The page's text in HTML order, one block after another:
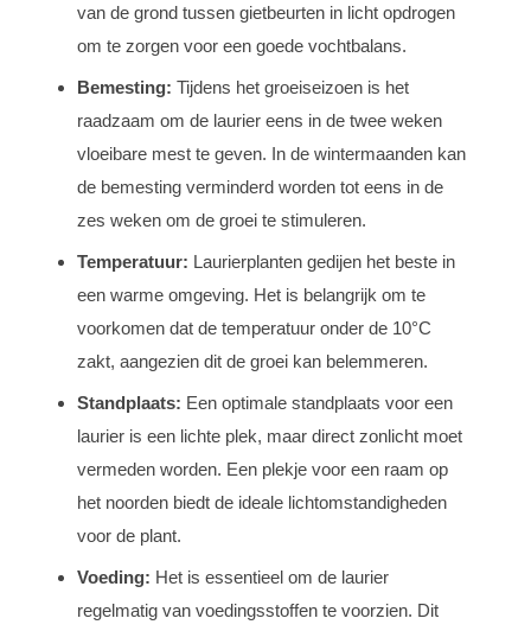
van de grond tussen gietbeurten in licht opdrogen
om te zorgen voor een goede vochtbalans.
Bemesting: Tijdens het groeiseizoen is het
raadzaam om de laurier eens in de twee weken
vloeibare mest te geven. In de wintermaanden kan
de bemesting verminderd worden tot eens in de
zes weken om de groei te stimuleren.
Temperatuur: Laurierplanten gedijen het beste in
een warme omgeving. Het is belangrijk om te
voorkomen dat de temperatuur onder de 10°C
zakt, aangezien dit de groei kan belemmeren.
Standplaats: Een optimale standplaats voor een
laurier is een lichte plek, maar direct zonlicht moet
vermeden worden. Een plekje voor een raam op
het noorden biedt de ideale lichtomstandigheden
voor de plant.
Voeding: Het is essentieel om de laurier
regelmatig van voedingsstoffen te voorzien. Dit